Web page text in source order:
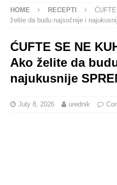
HOME RECEPTI
želite da budu najsočnije i
ĆUFTE SE NE
Ako želite da
najukusnije
July 8, 2026 urednik